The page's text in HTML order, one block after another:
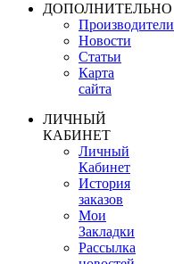
ДОПОЛНИТЕЛЬНО
Производители
Новости
Статьи
Карта
сайта
ЛИЧНЫЙ
КАБИНЕТ
Личный
Кабинет
История
заказов
Мои
Закладки
Рассылка